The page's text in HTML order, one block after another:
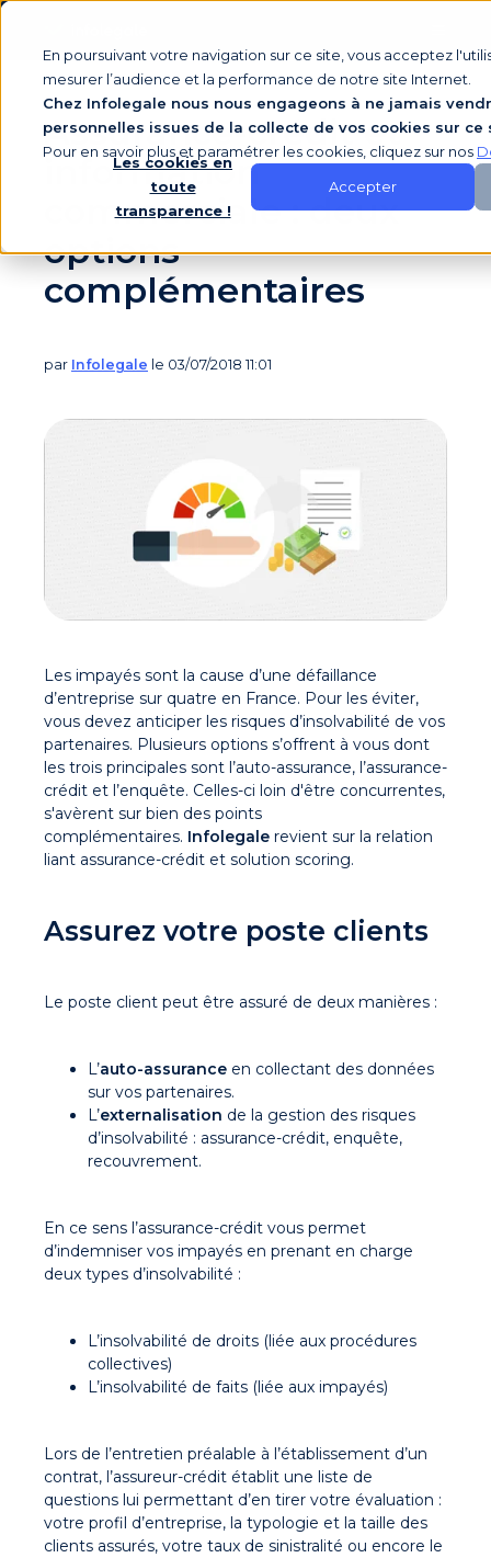
En poursuivant votre navigation sur ce site, vous acceptez
mesurer l’audience et la performance de notre site Internet.
Chez Infolegale nous nous engageons à ne jamais
personnelles issues de la collecte de vos cookies sur ce
Pour en savoir plus et paramétrer les cookies, cliquez sur nos
Les cookies en
toute
transparence !
Accepter
Assurance-crédit et
information
commerciale : deux
options
complémentaires
par Infolegale le 03/07/2018 11:01
Les impayés sont la cause d’une défaillance
d’entreprise sur quatre en France. Pour les éviter,
vous devez anticiper les risques d’insolvabilité de vos
partenaires. Plusieurs options s’offrent à vous dont
les trois principales sont l’auto-assurance, l’assurance-
crédit et l’enquête. Celles-ci loin d'être concurrentes,
s'avèrent sur bien des points
complémentaires. Infolegale revient sur la relation
liant assurance-crédit et solution scoring.
Assurez votre poste clients
Le poste client peut être assuré de deux manières :
L’auto-assurance en collectant des données
sur vos partenaires.
L’externalisation de la gestion des risques
d’insolvabilité : assurance-crédit, enquête,
recouvrement.
En ce sens l’assurance-crédit vous permet
d’indemniser vos impayés en prenant en charge
deux types d’insolvabilité :
L’insolvabilité de droits (liée aux procédures
collectives)
L’insolvabilité de faits (liée aux impayés)
Lors de l’entretien préalable à l’établissement d’un
contrat, l’assureur-crédit établit une liste de
questions lui permettant d’en tirer votre évaluation :
votre profil d’entreprise, la typologie et la taille des
clients assurés, votre taux de sinistralité ou encore le